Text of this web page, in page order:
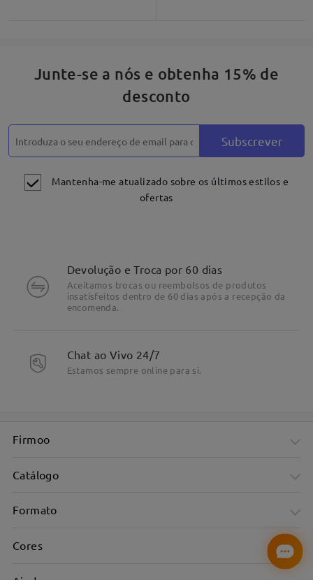
Junte-se a nós e obtenha 15% de
desconto
Subscrever
Mantenha-me atualizado sobre os últimos estilos e
ofertas
Devolução e Troca por 60 dias
Aceitamos trocas ou reembolsos de produtos
insatisfeitos dentro de 60 dias após a recepção da
encomenda.
Chat ao Vivo 24/7
Estamos sempre online para si.
Firmoo
Catálogo
Formato
Cores